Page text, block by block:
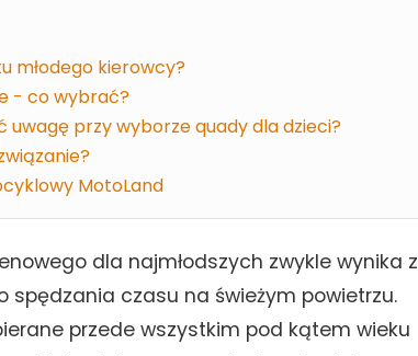
młodego kierowcy?
- co wybrać?
przy wyborze quady dla dzieci?
MotoLand
dla najmłodszych zwykle wynika z
czasu na świeżym powietrzu.
przede wszystkim pod kątem wieku